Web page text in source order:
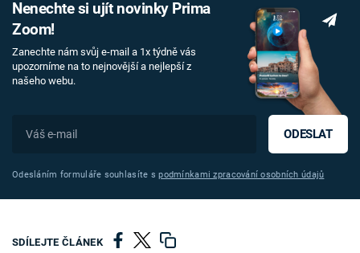
Nenechte si ujít novinky Prima
Zoom!
Zanechte nám svůj e-mail a 1x týdně vás
upozorníme na to nejnovější a nejlepší z
našeho webu.
ODESLAT
Odesláním formuláře souhlasíte spodmínkami zpracování osobních údajů
SDÍLEJTE ČLÁNEK